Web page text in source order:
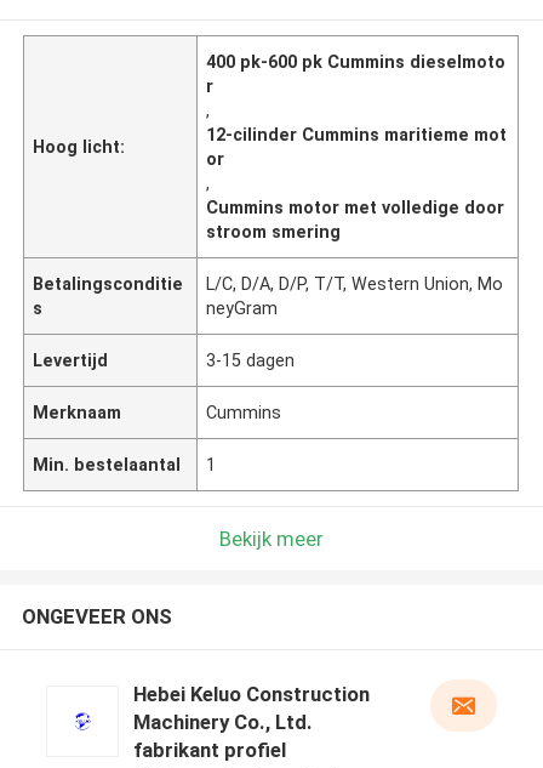
Hoog licht:
400 pk-600 pk Cummins dieselmoto
r
,
12-cilinder Cummins maritieme mot
or
,
Cummins motor met volledige door
stroom smering
Betalingsconditie
s
L/C, D/A, D/P, T/T, Western Union, Mo
neyGram
Levertijd 3-15 dagen
Merknaam Cummins
Min. bestelaantal 1
Bekijk meer
ONGEVEER ONS
Hebei Keluo Construction
Machinery Co., Ltd.
fabrikant profiel